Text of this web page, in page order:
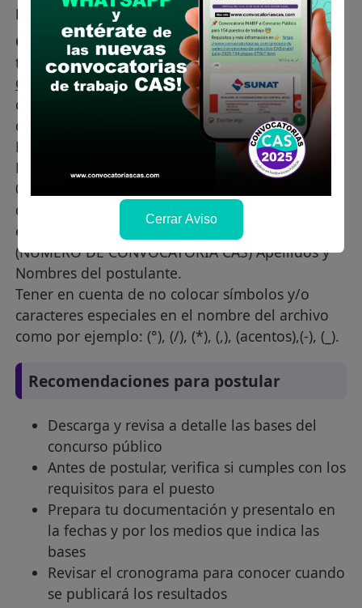
Plazo para postular:
13 de junio de 2025
CÓMO POSTULAR:Registro de Postulantes a
través delSistema de Publicación de
Convocatorias CAS, adjuntando el Anexo Nº 3
de la Directiva Nº 004-2020-JUS/SG,
debidamente llenada: ÚNICAMENTE EN
FORMATO EXCEL (No se validarán formatos
PDFs, ni imágenes u otros formatos), desde las
00:00 horas hasta las 16:30 horas del único día
de presentación. El nombre del archivo deberá
estar nombrado de la siguiente manera: (XXX)
(NÚMERO DE CONVOCATORIA CAS) Apellidos y
Nombres del postulante.
Tener en cuenta de no colocar símbolos y/o
caracteres especiales en el nombre del archivo
como por ejemplo: (°), (/), (*), (,), (acentos),(-), (_).
Recomendaciones para postular
Descarga y revisa a detalle las bases del
concurso público
Antes de postular, verifica si cumples con los
requisitos para el puesto
Prepara tu documentación y presentalo en
la fechas y por los medios que indica las
bases
Revisar el cronograma para conocer cuando
se publicará los resultados
Cerrar Aviso